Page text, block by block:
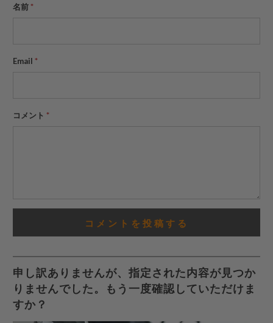
名前 *
Email *
コメント *
申し訳ありませんが、指定された内容が見つか
りませんでした。もう一度確認していただけま
すか？